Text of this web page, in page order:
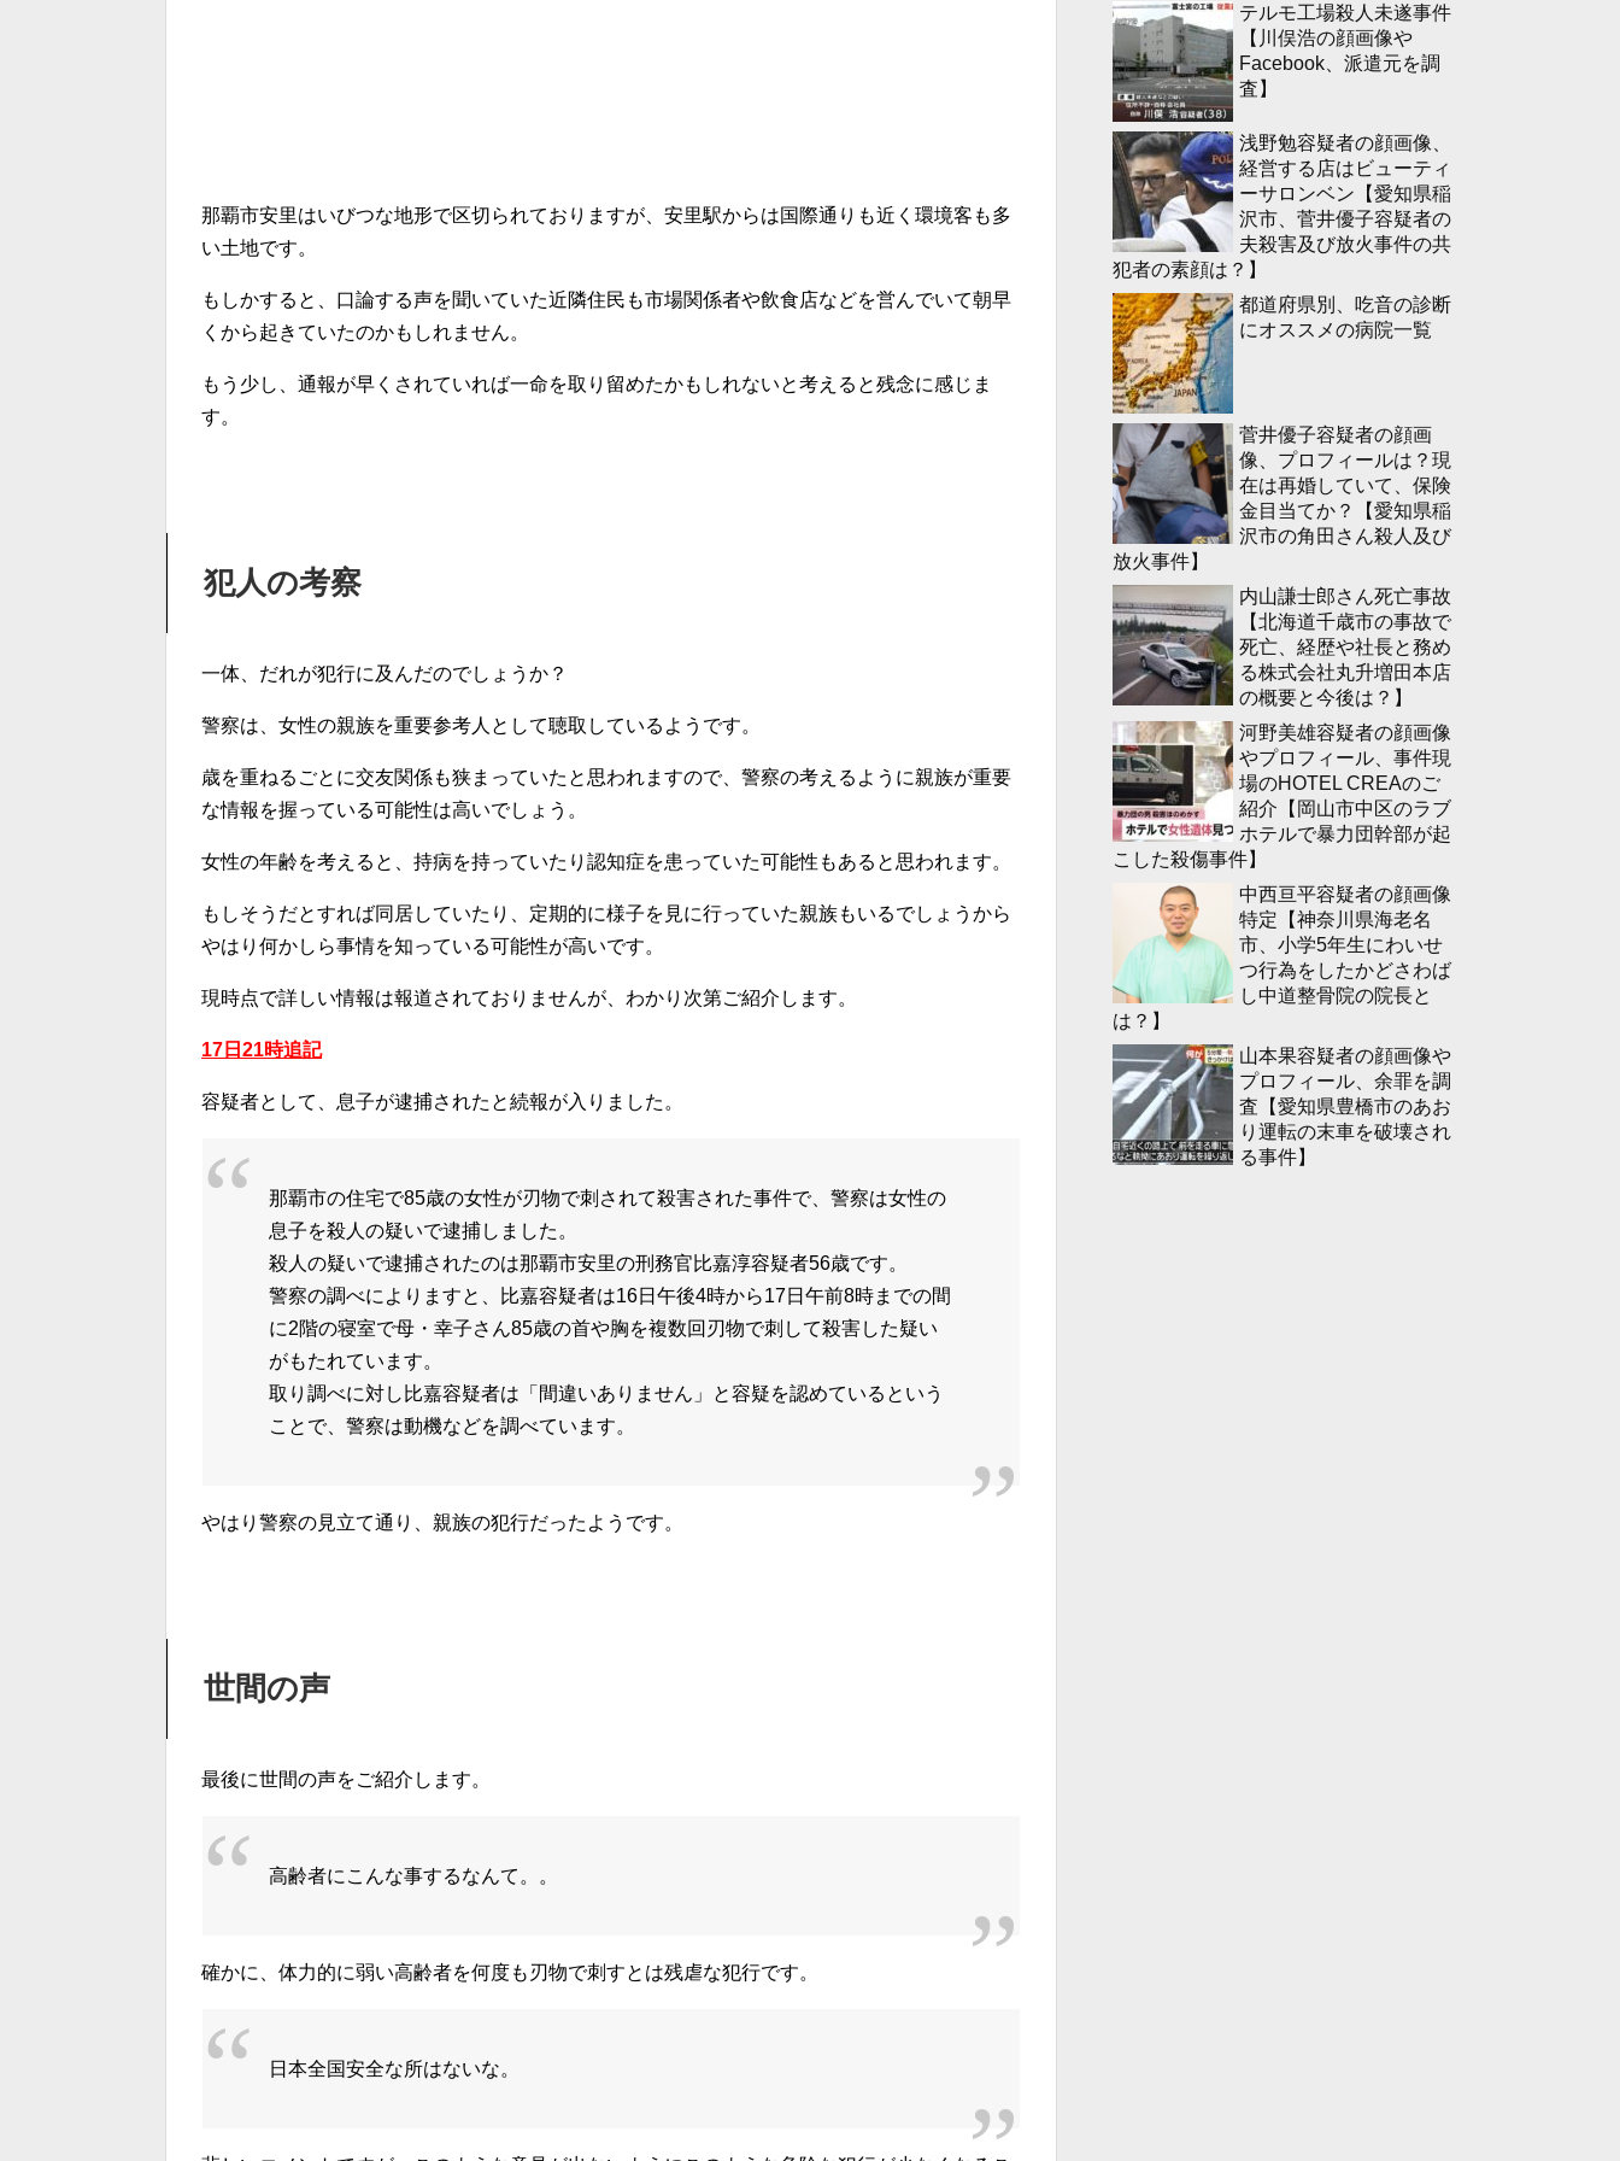
那覇市安里はいびつな地形で区切られておりますが、安里駅からは国際通りも近く環境客も多
い土地です。
もしかすると、口論する声を聞いていた近隣住民も市場関係者や飲食店などを営んでいて朝早
くから起きていたのかもしれません。
もう少し、通報が早くされていれば一命を取り留めたかもしれないと考えると残念に感じま
す。
犯人の考察
一体、だれが犯行に及んだのでしょうか？
警察は、女性の親族を重要参考人として聴取しているようです。
歳を重ねるごとに交友関係も狭まっていたと思われますので、警察の考えるように親族が重要
な情報を握っている可能性は高いでしょう。
女性の年齢を考えると、持病を持っていたり認知症を患っていた可能性もあると思われます。
もしそうだとすれば同居していたり、定期的に様子を見に行っていた親族もいるでしょうから
やはり何かしら事情を知っている可能性が高いです。
現時点で詳しい情報は報道されておりませんが、わかり次第ご紹介します。
17日21時追記
容疑者として、息子が逮捕されたと続報が入りました。
那覇市の住宅で85歳の女性が刃物で刺されて殺害された事件で、警察は女性の
息子を殺人の疑いで逮捕しました。
殺人の疑いで逮捕されたのは那覇市安里の刑務官比嘉淳容疑者56歳です。
警察の調べによりますと、比嘉容疑者は16日午後4時から17日午前8時までの間
に2階の寝室で母・幸子さん85歳の首や胸を複数回刃物で刺して殺害した疑い
がもたれています。
取り調べに対し比嘉容疑者は「間違いありません」と容疑を認めているという
ことで、警察は動機などを調べています。
やはり警察の見立て通り、親族の犯行だったようです。
世間の声
最後に世間の声をご紹介します。
高齢者にこんな事するなんて。。
確かに、体力的に弱い高齢者を何度も刃物で刺すとは残虐な犯行です。
日本全国安全な所はないな。
テルモ工場殺人未遂事件
【川俣浩の顔画像や
Facebook、派遣元を調
査】
浅野勉容疑者の顔画像、
経営する店はビューティ
ーサロンベン【愛知県稲
沢市、菅井優子容疑者の
夫殺害及び放火事件の共
犯者の素顔は？】
都道府県別、吃音の診断
にオススメの病院一覧
菅井優子容疑者の顔画
像、プロフィールは？現
在は再婚していて、保険
金目当てか？【愛知県稲
沢市の角田さん殺人及び
放火事件】
内山謙士郎さん死亡事故
【北海道千歳市の事故で
死亡、経歴や社長と務め
る株式会社丸升増田本店
の概要と今後は？】
河野美雄容疑者の顔画像
やプロフィール、事件現
場のHOTEL CREAのご
紹介【岡山市中区のラブ
ホテルで暴力団幹部が起
こした殺傷事件】
中西亘平容疑者の顔画像
特定【神奈川県海老名
市、小学5年生にわいせ
つ行為をしたかどさわば
し中道整骨院の院長と
は？】
山本果容疑者の顔画像や
プロフィール、余罪を調
査【愛知県豊橋市のあお
り運転の末車を破壊され
る事件】